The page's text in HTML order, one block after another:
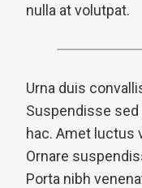
nulla at volutpat.
Urna duis
Suspendisse
hac. Amet luctus
Ornare
Porta nibh